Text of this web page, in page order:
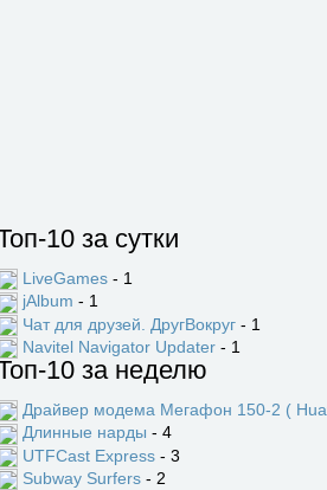
10 за сутки
LiveGames - 1
jAlbum - 1
Чат для друзей. ДругВокруг - 1
Navitel Navigator Updater - 1
10 за неделю
Драйвер модема Мегафон 150-2 (
Длинные нарды - 4
UTFCast Express - 3
Subway Surfers - 2